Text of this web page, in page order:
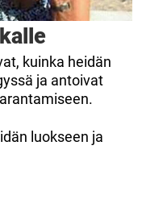
kuinka heidän
ja antoivat
luokseen ja